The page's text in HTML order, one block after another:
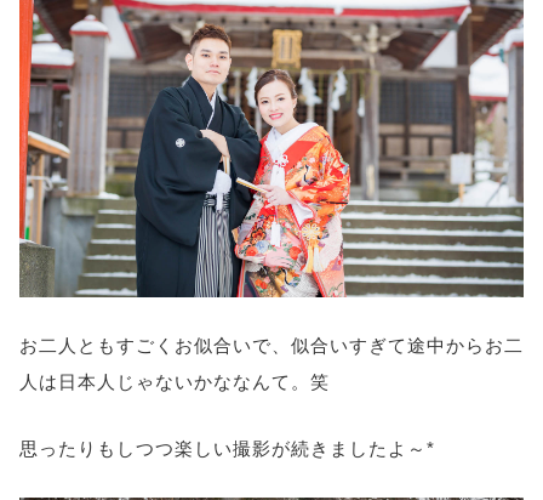
お二人ともすごくお似合いで、似合いすぎて途中からお二
人は日本人じゃないかななんて。笑
思ったりもしつつ楽しい撮影が続きましたよ～*